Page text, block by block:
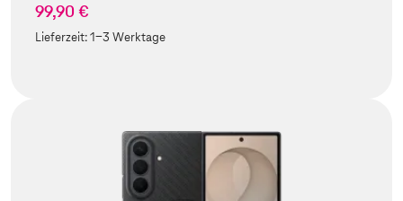
99,90 €
Lieferzeit:1-3 Werktage